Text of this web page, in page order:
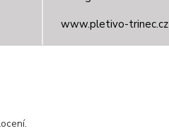
www.pletivo-trinec.cz